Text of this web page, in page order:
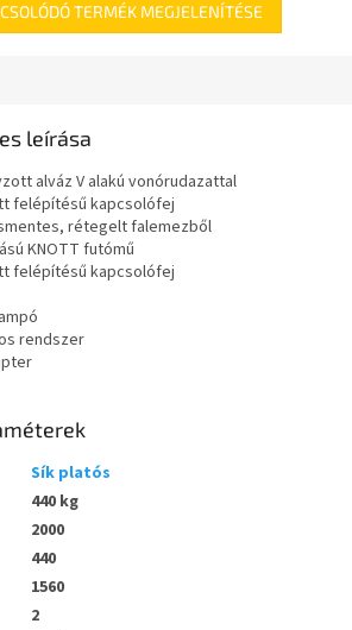
TERMÉK MEGJELENÍTÉSE
leírása
alváz V alakú vonórudazattal
felépítésű kapcsolófej
rétegelt falemezből
KNOTT futómű
felépítésű kapcsolófej
rendszer
Sík platós
440 kg
2000
440
1560
2